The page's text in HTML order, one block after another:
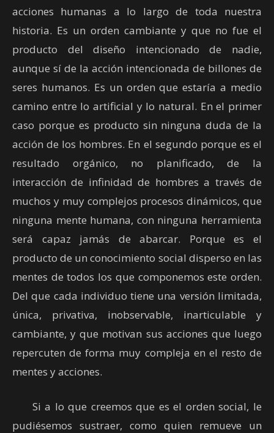
acciones humanas a lo largo de toda nuestra
historia. Es un orden cambiante y que no fue el
producto del diseño intencionado de nadie,
aunque sí de la acción intencionada de billones de
seres humanos. Es un orden que estaría a medio
camino entre lo artificial y lo natural. En el primer
caso porque es producto sin ninguna duda de la
acción de los hombres. En el segundo porque es el
resultado orgánico, no planificado, de la
interacción de infinidad de hombres a través de
muchos y muy complejos procesos dinámicos, que
ninguna mente humana, con ninguna herramienta
será capaz jamás de abarcar. Porque es el
producto de un conocimiento social disperso en las
mentes de todos los que componemos este orden.
Del que cada individuo tiene una versión limitada,
única, privativa, inobservable, inarticulable y
cambiante, y que motivan sus acciones que luego
repercuten de forma muy compleja en el resto de
mentes y acciones.
Si a lo que creemos que es el orden social, le
pudiésemos sustraer, como quien remueve un